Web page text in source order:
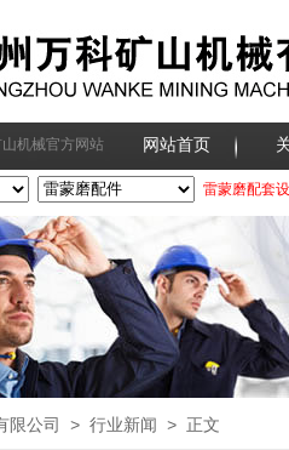
机械官方网站 网站首页
雷蒙磨配套
限公司 > 行业新闻 > 正文